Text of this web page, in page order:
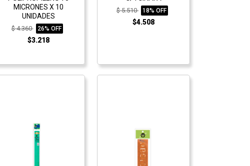
MICRONES X 10
UNIDADES
$ 4.360 26% OFF
$3.218
$ 5.510 18% OFF
$4.508